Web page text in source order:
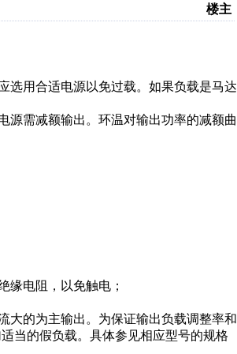
楼主
选用合适电源以免过载。如果负载是马达
源需减额输出。环温对输出功率的减额曲
缘电阻，以免触电；
大的为主输出。为保证输出负载调整率和
当的假负载。具体参见相应型号的规格